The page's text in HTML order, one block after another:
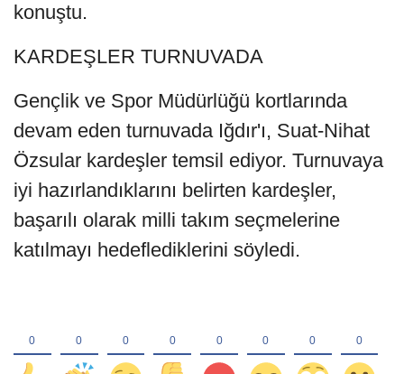
konuştu.
KARDEŞLER TURNUVADA
Gençlik ve Spor Müdürlüğü kortlarında
devam eden turnuvada Iğdır'ı, Suat-Nihat
Özsular kardeşler temsil ediyor. Turnuvaya
iyi hazırlandıklarını belirten kardeşler,
başarılı olarak milli takım seçmelerine
katılmayı hedeflediklerini söyledi.